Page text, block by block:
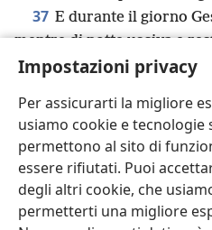
Impostazioni privacy
Per assicurarti la migliore
usiamo cookie e tecnologie
permettono al sito di
essere rifiutati. Puoi
degli altri cookie, che
permetterti una migliore
37 E durante il giorno
mentre di notte usciva e
degli Ulivi. 38 E al mattino
Italiano
Copyright© 2026 Watch Tower Bible
Informativa